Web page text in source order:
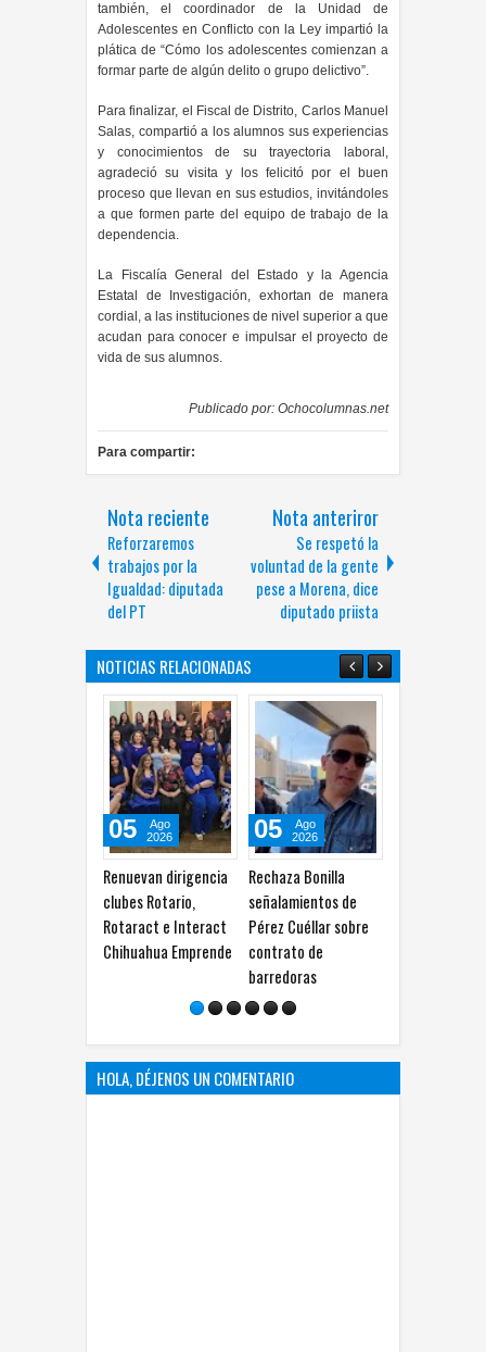
también, el coordinador de la Unidad de
Adolescentes en Conflicto con la Ley impartió la
plática de “Cómo los adolescentes comienzan a
formar parte de algún delito o grupo delictivo”.
Para finalizar, el Fiscal de Distrito, Carlos Manuel
Salas, compartió a los alumnos sus experiencias
y conocimientos de su trayectoria laboral,
agradeció su visita y los felicitó por el buen
proceso que llevan en sus estudios, invitándoles
a que formen parte del equipo de trabajo de la
dependencia.
La Fiscalía General del Estado y la Agencia
Estatal de Investigación, exhortan de manera
cordial, a las instituciones de nivel superior a que
acudan para conocer e impulsar el proyecto de
vida de sus alumnos.
Publicado por: Ochocolumnas.net
Para compartir:
Nota reciente
Reforzaremos
trabajos por la
Igualdad: diputada
del PT
Nota anteriror
Se respetó la
voluntad de la gente
pese a Morena, dice
diputado priista
NOTICIAS RELACIONADAS
Renuevan dirigencia
clubes Rotario,
Rotaract e Interact
Chihuahua Emprende
Rechaza Bonilla
señalamientos de
Pérez Cuéllar sobre
contrato de
barredoras
05
Ago
2026
Destacan 20
chihuahuenses en
campeonato
04
2026
HOLA, DÉJENOS UN COMENTARIO